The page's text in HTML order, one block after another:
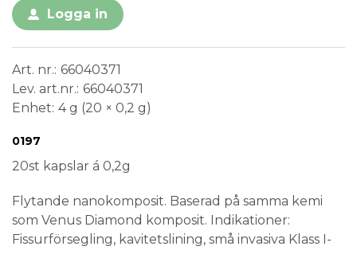
Logga in
Art. nr. 66040371
Lev. art.nr. 66040371
Enhet 4 g (20 × 0,2 g)
Medical Device
0197
20st kapslar á 0,2g
Flytande nanokomposit. Baserad på samma kemi
som Venus Diamond komposit. Indikationer:
Fissurförsegling, kavitetslining, små invasiva Klass I-